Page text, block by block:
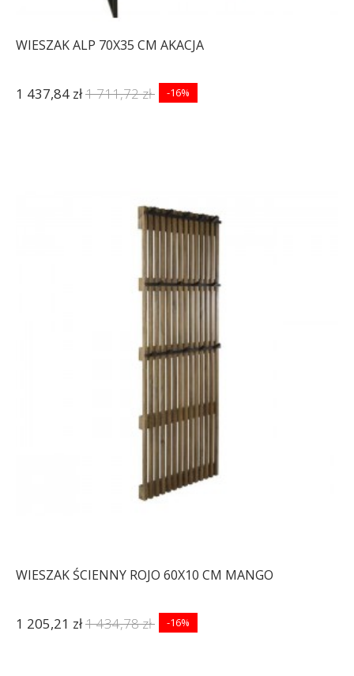
WIESZAK ALP 70X35 CM AKACJA
1 437,84 zł1 711,72 zł -16%
WIESZAK ŚCIENNY ROJO 60X10 CM MANGO
1 205,21 zł1 434,78 zł -16%